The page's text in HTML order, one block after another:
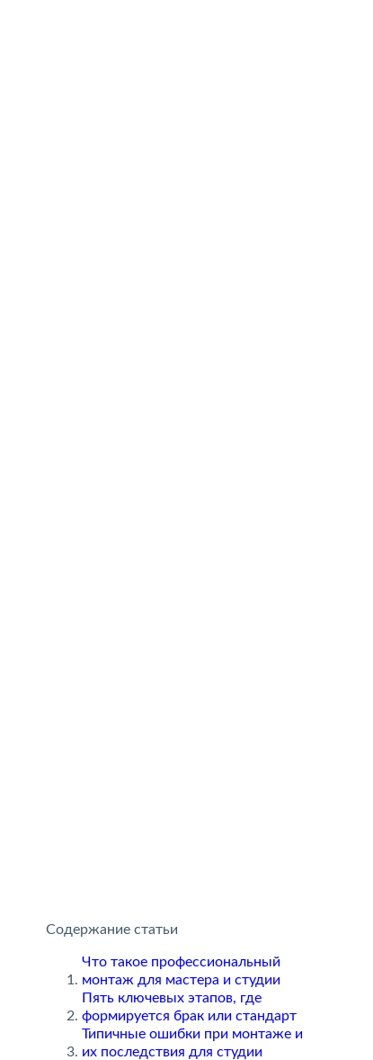
Содержание статьи
Что такое профессиональный
монтаж для мастера и студии
Пять ключевых этапов, где
формируется брак или стандарт
Типичные ошибки при монтаже и
их последствия для студии